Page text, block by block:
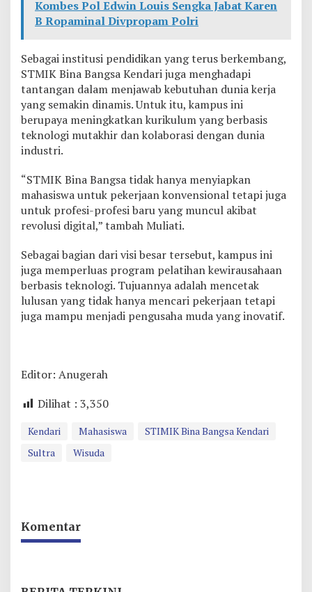
Kombes Pol Edwin Louis Sengka Jabat Karen
B Ropaminal Divpropam Polri
Sebagai institusi pendidikan yang terus berkembang,
STMIK Bina Bangsa Kendari juga menghadapi
tantangan dalam menjawab kebutuhan dunia kerja
yang semakin dinamis. Untuk itu, kampus ini
berupaya meningkatkan kurikulum yang berbasis
teknologi mutakhir dan kolaborasi dengan dunia
industri.
“STMIK Bina Bangsa tidak hanya menyiapkan
mahasiswa untuk pekerjaan konvensional tetapi juga
untuk profesi-profesi baru yang muncul akibat
revolusi digital,” tambah Muliati.
Sebagai bagian dari visi besar tersebut, kampus ini
juga memperluas program pelatihan kewirausahaan
berbasis teknologi. Tujuannya adalah mencetak
lulusan yang tidak hanya mencari pekerjaan tetapi
juga mampu menjadi pengusaha muda yang inovatif.
Editor: Anugerah
Dilihat : 3,350
Kendari Mahasiswa
STIMIK Bina Bangsa Kendari
Sultra
Wisuda
Komentar